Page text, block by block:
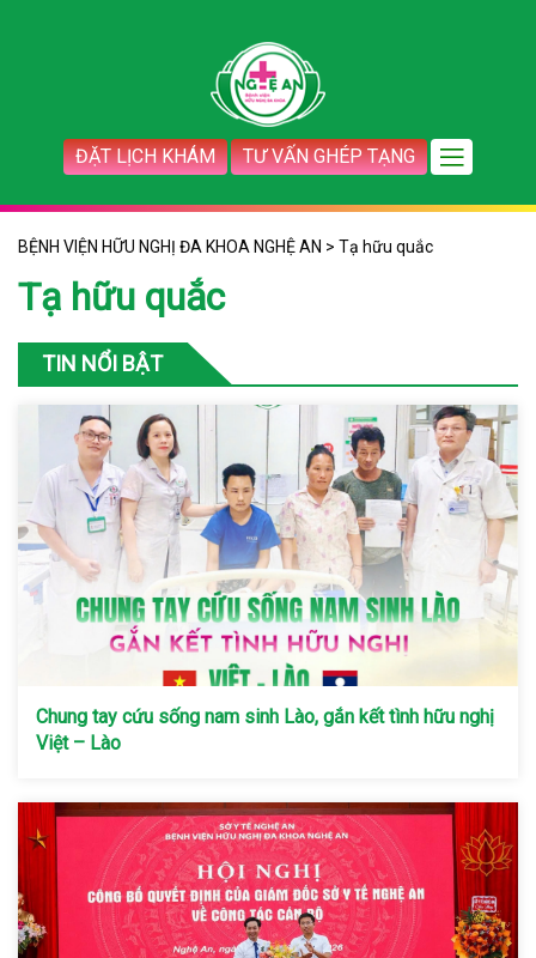
ĐẶT LỊCH KHÁM TƯ VẤN GHÉP TẠNG
BỆNH VIỆN HỮU NGHỊ ĐA KHOA NGHỆ AN > Tạ hữu quắc
Tạ hữu quắc
TIN NỔI BẬT
Chung tay cứu sống nam sinh Lào, gắn kết tình hữu nghị
Việt – Lào